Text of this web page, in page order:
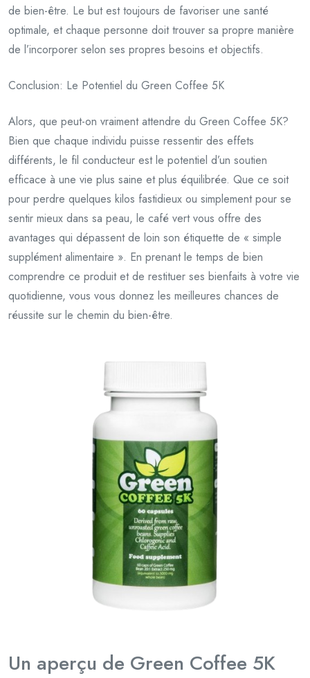
de bien-être. Le but est toujours de favoriser une santé
optimale, et chaque personne doit trouver sa propre manière
de l’incorporer selon ses propres besoins et objectifs.
Conclusion: Le Potentiel du Green Coffee 5K
Alors, que peut-on vraiment attendre du Green Coffee 5K?
Bien que chaque individu puisse ressentir des effets
différents, le fil conducteur est le potentiel d’un soutien
efficace à une vie plus saine et plus équilibrée. Que ce soit
pour perdre quelques kilos fastidieux ou simplement pour se
sentir mieux dans sa peau, le café vert vous offre des
avantages qui dépassent de loin son étiquette de « simple
supplément alimentaire ». En prenant le temps de bien
comprendre ce produit et de restituer ses bienfaits à votre vie
quotidienne, vous vous donnez les meilleures chances de
réussite sur le chemin du bien-être.
Un aperçu de Green Coffee 5K